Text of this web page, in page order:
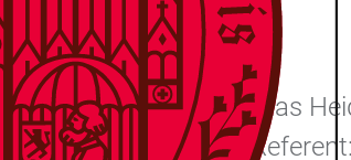
Heritage“ lädt das
Heidelberg ein. Die